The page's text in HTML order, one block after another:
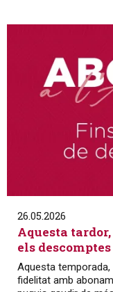
26.05.2026
Aquesta
els descomptes
Aquesta temporada,
fidelitat amb